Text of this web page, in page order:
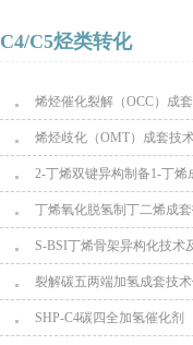
C4/C5烃类转化
烯烃催化裂解（OCC）成
烯烃歧化（OMT）成套技
2-丁烯双键异构制备1-丁烯
丁烯氧化脱氢制丁二烯成
S-BSI丁烯骨架异构化技术
裂解碳五两端加氢成套技
SHP-C4碳四全加氢催化剂